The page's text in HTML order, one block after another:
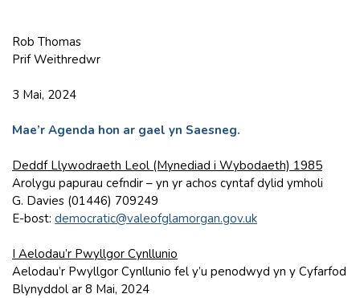
Rob Thomas
Prif Weithredwr
3 Mai, 2024
Mae’r Agenda hon ar gael yn Saesneg.
Deddf Llywodraeth Leol (Mynediad i Wybodaeth) 1985
Arolygu papurau cefndir – yn yr achos cyntaf dylid ymholi
G. Davies (01446) 709249
E-bost: democratic@valeofglamorgan.gov.uk
I Aelodau’r Pwyllgor Cynllunio
Aelodau’r Pwyllgor Cynllunio fel y’u penodwyd yn y Cyfarfod
Blynyddol ar 8 Mai, 2024